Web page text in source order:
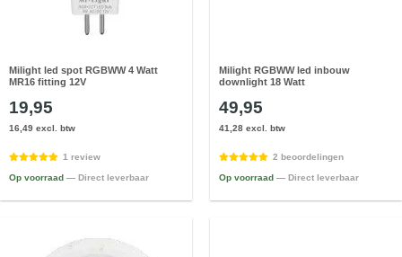
Milight led spot RGBWW 4 Watt
MR16 fitting 12V
19,95
16,49 excl. btw
1 review
Op voorraad — Direct leverbaar
Milight RGBWW led inbouw
downlight 18 Watt
49,95
41,28 excl. btw
2 beoordelingen
Op voorraad — Direct leverbaar